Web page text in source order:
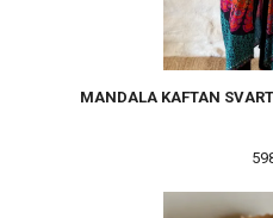
MANDALA KAFTAN